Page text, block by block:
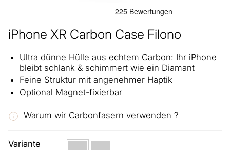
iPhone XR Carbon Case Filono
Ultra dünne Hülle aus echtem Carbon: Ihr iPhone
bleibt schlank & schimmert wie ein Diamant
Feine Struktur mit angenehmer Haptik
Optional Magnet-fixierbar
Warum wir Carbonfasern verwenden ?
Variante